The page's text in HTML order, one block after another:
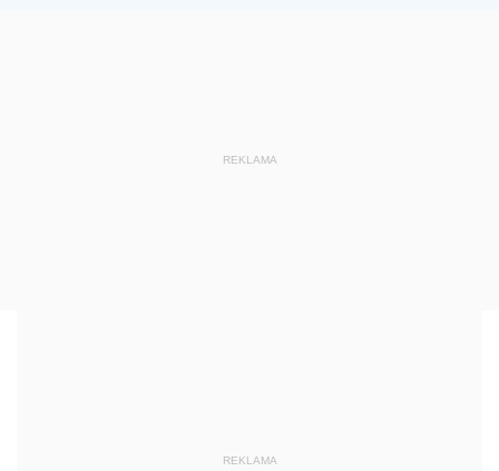
REKLAMA
REKLAMA